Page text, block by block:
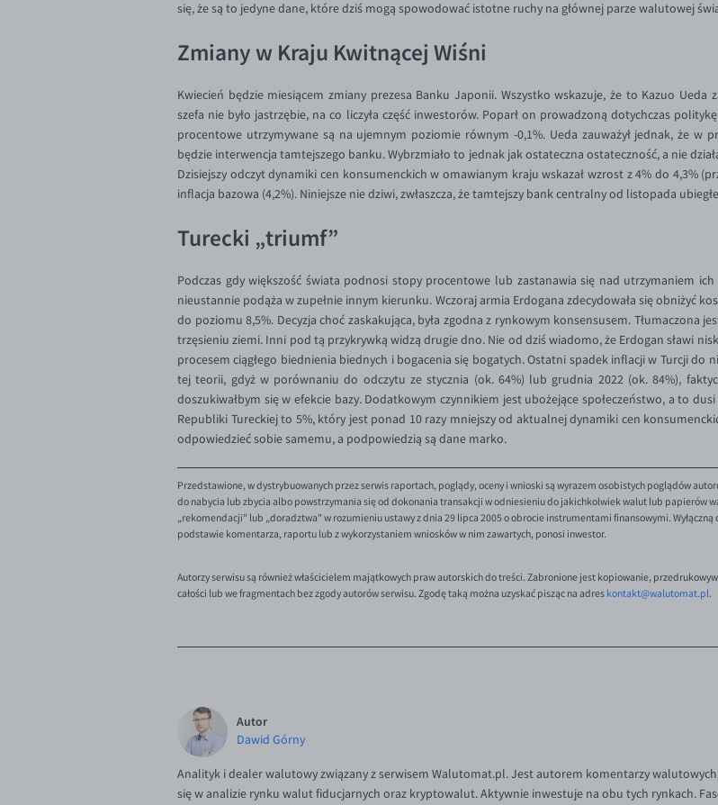
się, że są to jedyne dane, które dziś mogą spowodować istotne ruchy na głównej parze walutowej
Zmiany w Kraju Kwitnącej Wiśni
Kwiecień będzie miesiącem zmiany prezesa Banku Japonii. Wszystko wskazuje, że to Kazuo Ueda
szefa nie było jastrzębie, na co liczyła część inwestorów. Poparł on prowadzoną dotychczas
procentowe utrzymywane są na ujemnym poziomie równym -0,1%. Ueda zauważył jednak, że w
będzie interwencja tamtejszego banku. Wybrzmiało to jednak jak ostateczna ostateczność, a nie
Dzisiejszy odczyt dynamiki cen konsumenckich w omawianym kraju wskazał wzrost z 4% do 4,3%
inflacja bazowa (4,2%). Niniejsze nie dziwi, zwłaszcza, że tamtejszy bank centralny od listopada
Turecki „triumf”
Podczas gdy większość świata podnosi stopy procentowe lub zastanawia się nad utrzymaniem
nieustannie podąża w zupełnie innym kierunku. Wczoraj armia Erdogana zdecydowała się obniżyć
do poziomu 8,5%. Decyzja choć zaskakująca, była zgodna z rynkowym konsensusem. Tłumaczona
trzęsieniu ziemi. Inni pod tą przykrywką widzą drugie dno. Nie od dziś wiadomo, że Erdogan sławi
procesem ciągłego biednienia biednych i bogacenia się bogatych. Ostatni spadek inflacji w Turcji do
tej teorii, gdyż w porównaniu do odczytu ze stycznia (ok. 64%) lub grudnia 2022 (ok. 84%),
doszukiwałbym się w efekcie bazy. Dodatkowym czynnikiem jest ubożejące społeczeństwo, a to
Republiki Tureckiej to 5%, który jest ponad 10 razy mniejszy od aktualnej dynamiki cen
odpowiedzieć sobie samemu, a podpowiedzią są dane marko.
Przedstawione, w dystrybuowanych przez serwis raportach, poglądy, oceny i wnioski są wyrazem osobistych poglądów
do nabycia lub zbycia albo powstrzymania się od dokonania transakcji w odniesieniu do jakichkolwiek walut lub papierów
„rekomendacji" lub „doradztwa" w rozumieniu ustawy z dnia 29 lipca 2005 o obrocie instrumentami finansowymi.
podstawie komentarza, raportu lub z wykorzystaniem wniosków w nim zawartych, ponosi inwestor.
Autorzy serwisu są również właścicielem majątkowych praw autorskich do treści. Zabronione jest kopiowanie,
całości lub we fragmentach bez zgody autorów serwisu. Zgodę taką można uzyskać pisząc na adres kontakt@walutomat.pl.
Autor
Dawid Górny
Analityk i dealer walutowy związany z serwisem Walutomat.pl. Jest autorem komentarzy
się w analizie rynku walut fiducjarnych oraz kryptowalut. Aktywnie inwestuje na obu tych rynkach.